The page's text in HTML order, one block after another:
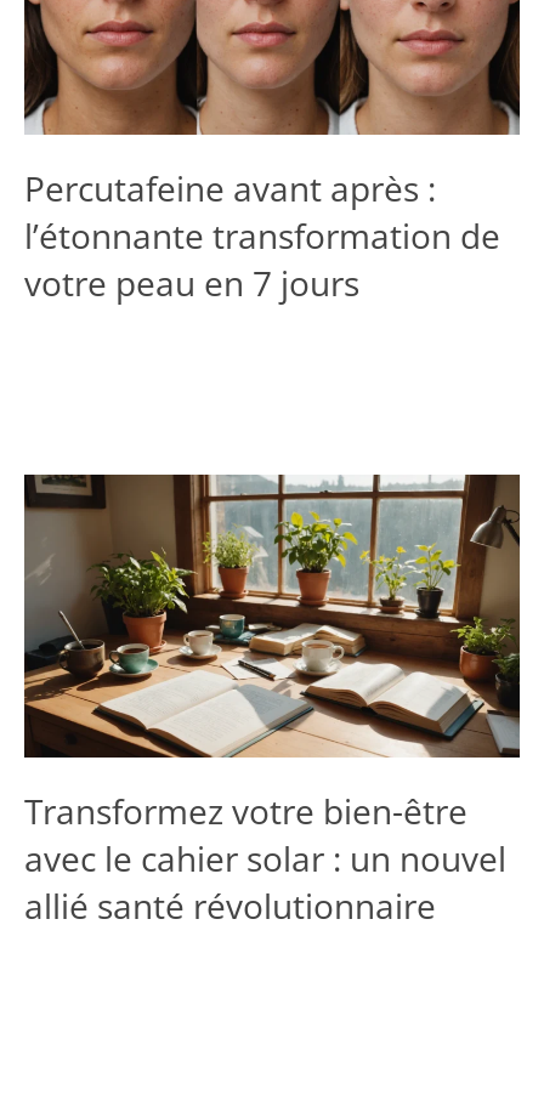
Percutafeine avant après :
l’étonnante transformation de
votre peau en 7 jours
Transformez votre bien-être
avec le cahier solar : un nouvel
allié santé révolutionnaire